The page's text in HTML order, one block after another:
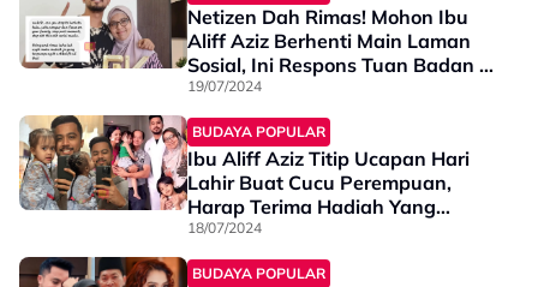
Netizen Dah Rimas! Mohon Ibu
Aliff Aziz Berhenti Main Laman
Sosial, Ini Respons Tuan Badan -
“Meh Kalau Kurang Kasih
Sayang, Kami Sayangkan Ok”
19/07/2024
BUDAYA POPULAR
Ibu Aliff Aziz Titip Ucapan Hari
Lahir Buat Cucu Perempuan,
Harap Terima Hadiah Yang
Ditinggalkan - “Kami Tetap Tidak
Akan Berhenti Cuba Untuk…”
18/07/2024
BUDAYA POPULAR